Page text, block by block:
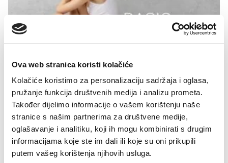
Ova web stranica koristi kolačiće
Kolačiće koristimo za personalizaciju sadržaja i oglasa,
pružanje funkcija društvenih medija i analizu prometa.
Također dijelimo informacije o vašem korištenju naše
stranice s našim partnerima za društvene medije,
oglašavanje i analitiku, koji ih mogu kombinirati s drugim
informacijama koje ste im dali ili koje su oni prikupili
putem vašeg korištenja njihovih usluga.
12.09.2025
Alma Ras Basic linija – Kada biraš
trajno, biraš pametno
U svijetu gdje moda često žuri i trendovi prolaze brže nego